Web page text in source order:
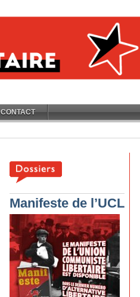
CONTACT
Manifeste de l’UCL